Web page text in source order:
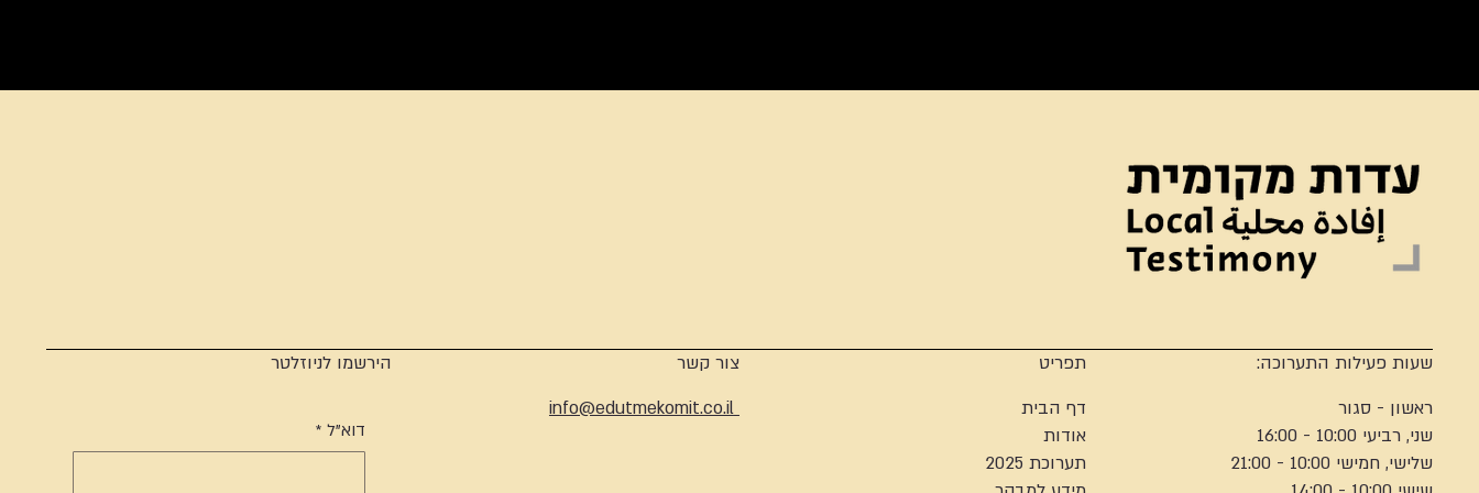
שעות פעילות התערוכה:
ראשון - סגור
שני, רביעי 10:00 - 16:00
שלישי, חמישי 10:00 - 21:00
תפריט
דף הבית
אודות
תערוכת 2025
צור קשר
info@edutmekomit.co.il
הירשמו לניוזלטר
דוא"ל *